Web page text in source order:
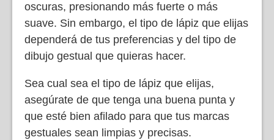
oscuras, presionando más fuerte o más
suave. Sin embargo, el tipo de lápiz que elijas
dependerá de tus preferencias y del tipo de
dibujo gestual que quieras hacer.
Sea cual sea el tipo de lápiz que elijas,
asegúrate de que tenga una buena punta y
que esté bien afilado para que tus marcas
gestuales sean limpias y precisas.